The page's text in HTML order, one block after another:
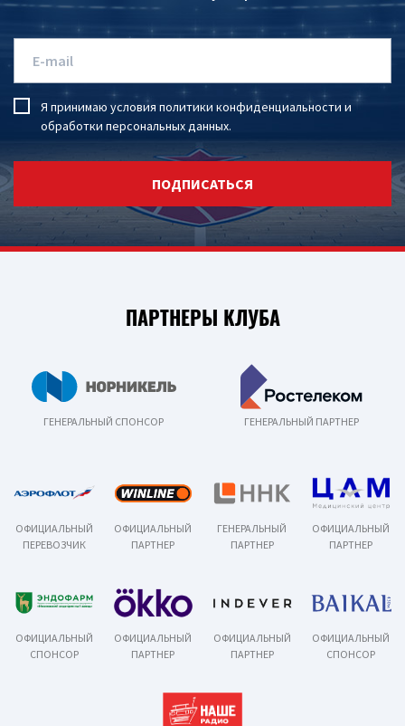
Я принимаю условия политики конфиденциальности и
обработки персональных данных.
ПОДПИСАТЬСЯ
ПАРТНЕРЫ КЛУБА
ГЕНЕРАЛЬНЫЙ СПОНСОР ГЕНЕРАЛЬНЫЙ ПАРТНЕР
ОФИЦИАЛЬНЫЙ
ПЕРЕВОЗЧИК
ОФИЦИАЛЬНЫЙ
ПАРТНЕР
ГЕНЕРАЛЬНЫЙ
ПАРТНЕР
ОФИЦИАЛЬНЫЙ
ПАРТНЕР
ОФИЦИАЛЬНЫЙ
СПОНСОР
ОФИЦИАЛЬНЫЙ
ПАРТНЕР
ОФИЦИАЛЬНЫЙ
ПАРТНЕР
ОФИЦИАЛЬНЫЙ
СПОНСОР